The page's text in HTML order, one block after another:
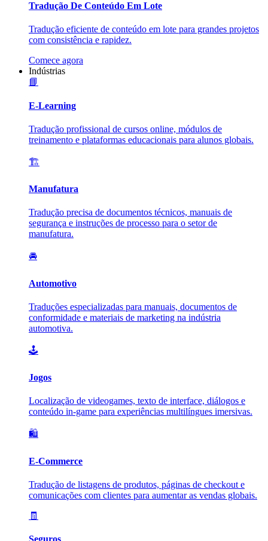
Tradução De Conteúdo Em Lote
Tradução eficiente de conteúdo em lote para grandes projetos
com consistência e rapidez.
Comece agora
Indústrias
📘
E-Learning
Tradução profissional de cursos online, módulos de
treinamento e plataformas educacionais para alunos globais.
🏗️
Manufatura
Tradução precisa de documentos técnicos, manuais de
segurança e instruções de processo para o setor de
manufatura.
🚘
Automotivo
Traduções especializadas para manuais, documentos de
conformidade e materiais de marketing na indústria
automotiva.
🕹️
Jogos
Localização de videogames, texto de interface, diálogos e
conteúdo in-game para experiências multilíngues imersivas.
🛍️
E-Commerce
Tradução de listagens de produtos, páginas de checkout e
comunicações com clientes para aumentar as vendas globais.
🧾